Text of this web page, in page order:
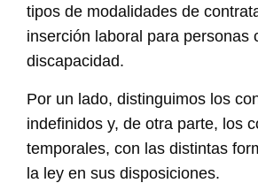
tipos de modalidades de
inserción laboral para personas
discapacidad.
Por un lado, distinguimos los
indefinidos y, de otra parte, los
temporales, con las distintas
la ley en sus disposiciones.